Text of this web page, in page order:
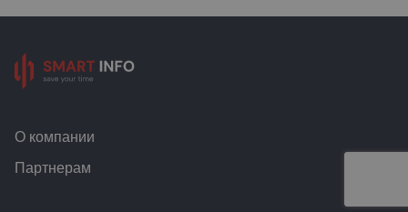
О компании
Партнерам